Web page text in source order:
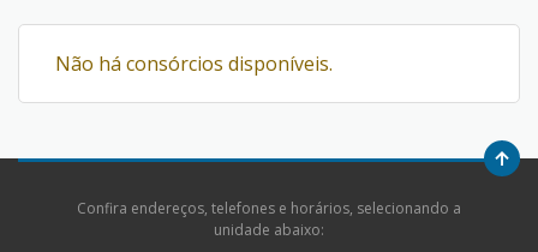
Não há consórcios disponíveis.
Confira endereços, telefones e horários, selecionando a
unidade abaixo: